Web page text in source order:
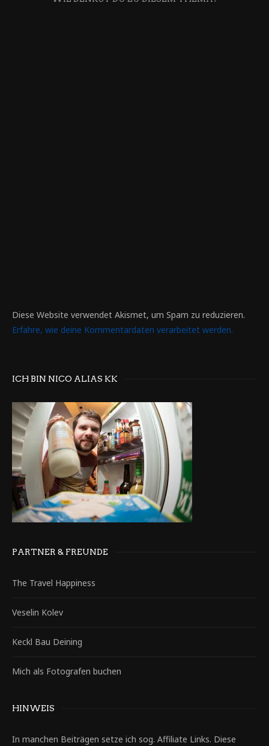
Diese Website verwendet Akismet, um Spam zu reduzieren.
Erfahre, wie deine Kommentardaten verarbeitet werden.
ICH BIN NICO ALIAS KK
PARTNER & FREUNDE
The Travel Happiness
Veselin Kolev
Keckl Bau Deining
Mich als Fotografen buchen
HINWEIS
In manchen Beiträgen setze ich sog. Affiliate Links. Diese